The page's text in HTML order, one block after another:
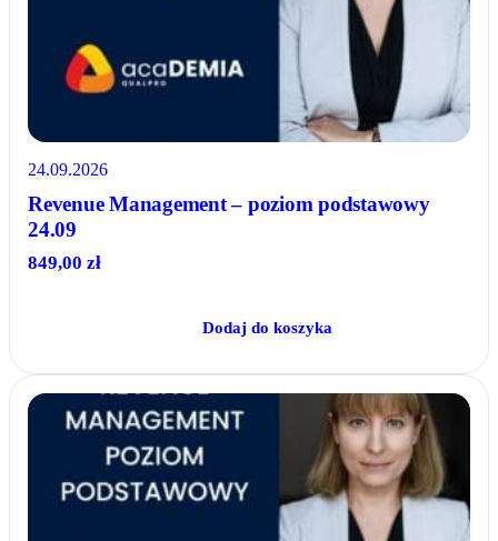
24.09.2026
Revenue Management – poziom podstawowy
24.09
849,00 zł
Dodaj do koszyka